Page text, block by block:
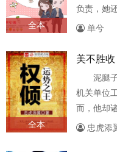
全本
负责，她
年后，她
单兮
全本
美不胜收
泥腿
机关单位
而，他却
女上司回
忠虎添